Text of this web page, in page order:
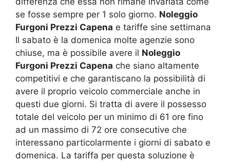
se fosse sempre per 1 solo giorno. Noleggio
Furgoni Prezzi Capena e tariffe sine settimana
Il sabato è la domenica molte agenzie sono
chiuse, ma è possibile avere il Noleggio
Furgoni Prezzi Capena che siano altamente
competitivi e che garantiscano la possibilità di
avere il proprio veicolo commerciale anche in
questi due giorni. Si tratta di avere il possesso
totale del veicolo per un minimo di 61 ore fino
ad un massimo di 72 ore consecutive che
interessano particolarmente i giorni di sabato e
domenica. La tariffa per questa soluzione è